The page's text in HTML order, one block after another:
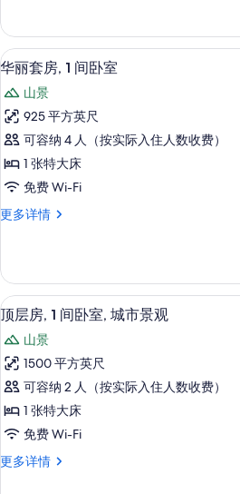
室
的
所
有
照
片
1
间
卧
更
多
信
息
显
示
华
丽
套
房,
间
室
的
所
有
照
片
6
华丽套房, 1 间卧室
山景
925 平方英尺
可容纳 4 人（按实际入住人数收费）
1 张特大床
免费 Wi-Fi
更多详情
华
1
间
卧
室
更
多
信
息
显
示
顶
层
房,
1
间
卧
7
顶层房, 1 间卧室, 城市景观
山景
1500 平方英尺
可容纳 2 人（按实际入住人数收费）
1 张特大床
免费 Wi-Fi
更多详情
顶